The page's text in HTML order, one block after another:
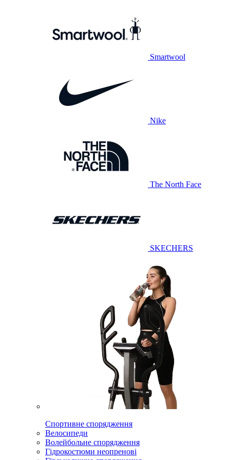
Smartwool
Nike
The North Face
SKECHERS
Спортивне спорядження
Велосипеди
Волейбольне спорядження
Гідрокостюми неопренові